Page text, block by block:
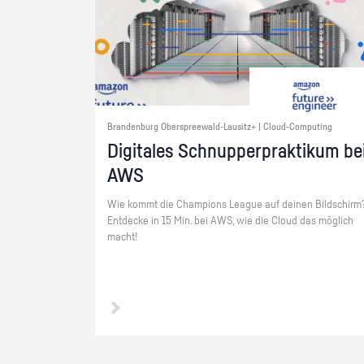
Brandenburg Oberspreewald-Lausitz+ | Cloud-Computing
Di­gi­ta­les Schnup­per­prak­ti­kum
AWS
Wie kommt die Cham­pi­ons Le­ague auf dei­nen
Ent­de­cke in 15 Min. bei AWS, wie die Cloud das mög­lich
macht!